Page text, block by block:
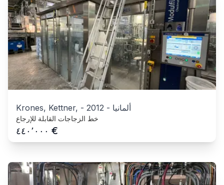
Krones, Kettner, - 2012 - ألمانيا
خط الزجاجات القابلة للإرجاع
٤٤٠٬٠٠٠ €